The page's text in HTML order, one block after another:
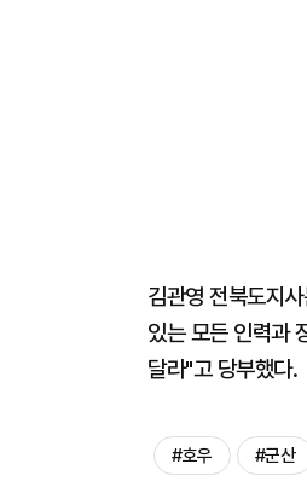
김관영 전북도지
있는 모든 인력과
달라"고 당부했다.
#호우 #군산